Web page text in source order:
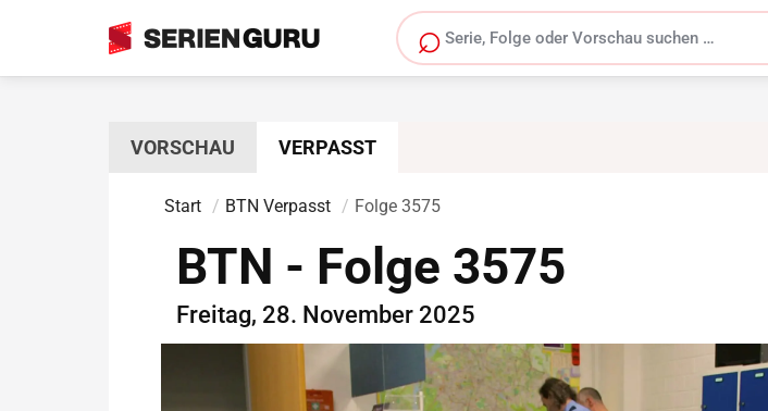
⌕
Serie suchen
VORSCHAU VERPASST
Start BTN Verpasst Folge 3575
BTN - Folge 3575
Freitag, 28. November 2025